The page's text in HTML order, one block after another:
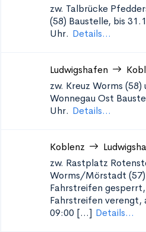
zw. Talbrücke
(58) Baustelle, bis
Uhr. Details...
Ludwigshafen
zw. Kreuz Worms
Wonnegau Ost
Uhr. Details...
Koblenz
zw. Rastplatz
Worms/Mörstadt (57)
Fahrstreifen
Fahrstreifen verengt,
09:00 [...] Details...